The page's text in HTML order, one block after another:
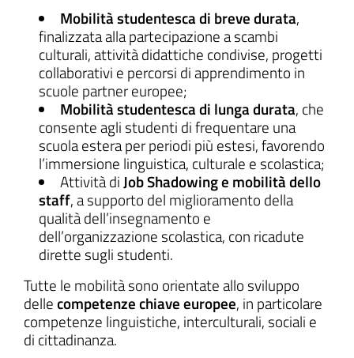
Mobilità studentesca di breve durata,
finalizzata alla partecipazione a scambi
culturali, attività didattiche condivise, progetti
collaborativi e percorsi di apprendimento in
scuole partner europee;
Mobilità studentesca di lunga durata, che
consente agli studenti di frequentare una
scuola estera per periodi più estesi, favorendo
l’immersione linguistica, culturale e scolastica;
Attività diJob Shadowing e mobilità dello
staff, a supporto del miglioramento della
qualità dell’insegnamento e
dell’organizzazione scolastica, con ricadute
dirette sugli studenti.
Tutte le mobilità sono orientate allo sviluppo
dellecompetenze chiave europee, in particolare
competenze linguistiche, interculturali, sociali e
di cittadinanza.